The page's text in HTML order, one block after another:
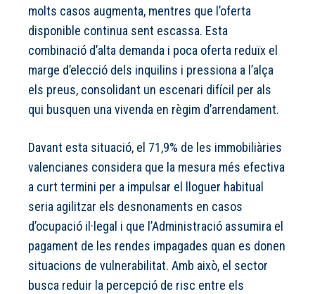
molts casos augmenta, mentres que l’oferta
disponible continua sent escassa. Esta
combinació d’alta demanda i poca oferta reduïx el
marge d’elecció dels inquilins i pressiona a l’alça
els preus, consolidant un escenari difícil per als
qui busquen una vivenda en règim d’arrendament.
Davant esta situació, el 71,9% de les immobiliàries
valencianes considera que la mesura més efectiva
a curt termini per a impulsar el lloguer habitual
seria agilitzar els desnonaments en casos
d’ocupació il·legal i que l’Administració assumira el
pagament de les rendes impagades quan es donen
situacions de vulnerabilitat. Amb això, el sector
busca reduir la percepció de risc entre els